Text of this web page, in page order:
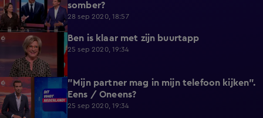
somber?
28 sep 2020, 18:57
0:34 Ben is klaar met zijn buurtapp
25 sep 2020, 19:34
0:16
"Mijn partner mag in mijn telefoon kijken".
Eens / Oneens?
25 sep 2020, 19:34